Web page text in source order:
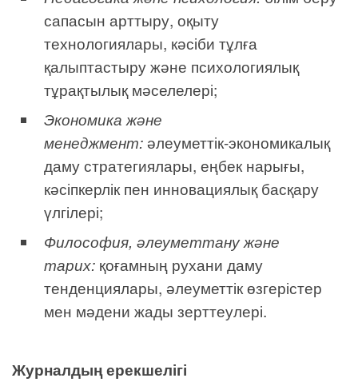
сапасын арттыру, оқыту
технологиялары, кәсіби тұлға
қалыптастыру және психологиялық
тұрақтылық мәселелері;
Экономика және
менеджмент:әлеуметтік-экономикалық
даму стратегиялары, еңбек нарығы,
кәсіпкерлік пен инновациялық басқару
үлгілері;
Философия, әлеуметтану және
тарих: қоғамның рухани даму
тенденциялары, әлеуметтік өзгерістер
мен мәдени жады зерттеулері.
Журналдың ерекшелігі